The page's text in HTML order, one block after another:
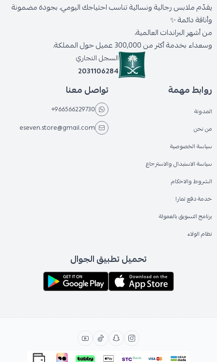
يقدّم ملابس رجالية ونسائية تناسب احتياجك اليومي، بجودة مضمونة
وأناقة دائمة ✨
من أشهر البراندات العالمية،
وسعداء بخدمة أكثر من 300,000 عميل حول المملكة.
السجل التجاري
2031106284
روابط مهمة
المدونة
من نحن
سياسة الخصوصية
سياسة الاستبدال والاسترجاع
الشروط والاحكام
خدمة دفع تمارا
برنامج التسويق بالعمولة
نظام الولاء
تواصل معنا
+966566229730
eseven.store@gmail.com
تحميل تطبيق الجوال